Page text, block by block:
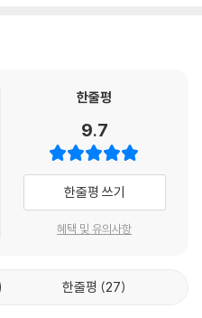
한줄평
9.7
한줄평 쓰기
혜택 및 유의사항
한줄평 27